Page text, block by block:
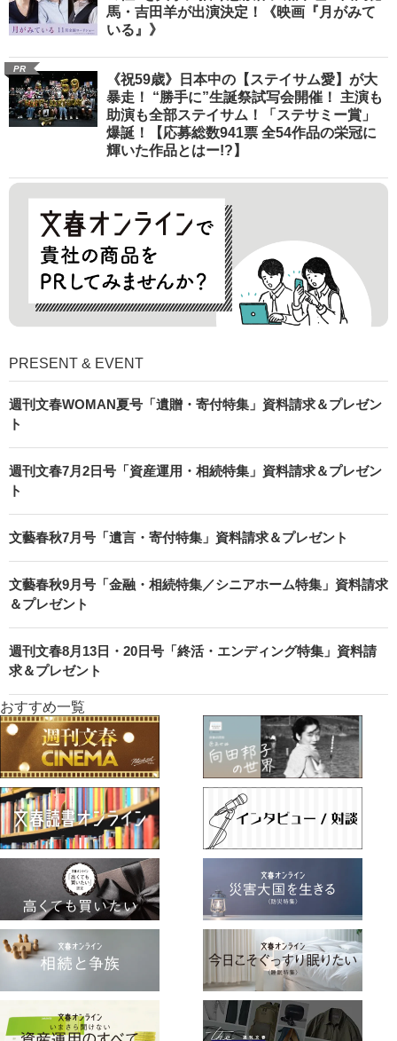
馬・吉田羊が出演決定！《映画『月がみて
いる』》
PR
《祝59歳》日本中の【ステイサム愛】が大
暴走！ “勝手に”生誕祭試写会開催！ 主演も
助演も全部ステイサム！「ステサミー賞」
爆誕！【応募総数941票 全54作品の栄冠に
輝いた作品とはー!?】
PRESENT & EVENT
週刊文春WOMAN夏号「遺贈・寄付特集」資料請求＆プレゼン
ト
週刊文春7月2日号「資産運用・相続特集」資料請求＆プレゼン
ト
文藝春秋7月号「遺言・寄付特集」資料請求＆プレゼント
文藝春秋9月号「金融・相続特集／シニアホーム特集」資料請求
＆プレゼント
週刊文春8月13日・20日号「終活・エンディング特集」資料請
求＆プレゼント
おすすめ一覧